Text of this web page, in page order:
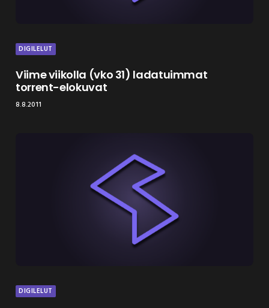
DIGILELUT
Viime viikolla (vko 31) ladatuimmat
torrent-elokuvat
8.8.2011
DIGILELUT